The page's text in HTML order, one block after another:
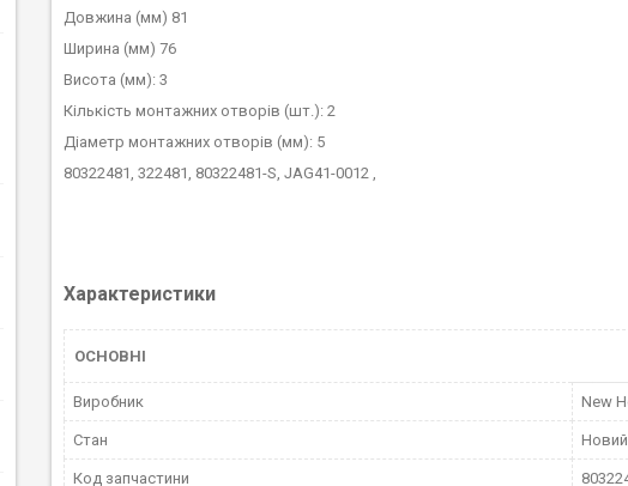
Довжина (мм) 81
Ширина (мм) 76
Висота (мм): 3
Кількість монтажних отворів (шт.): 2
Діаметр монтажних отворів (мм): 5
80322481, 322481, 80322481-S, JAG41-0012 ,
Характеристики
ОСНОВНІ
Виробник New
Стан Новий
Код запчастини